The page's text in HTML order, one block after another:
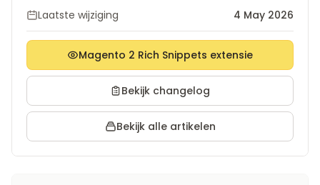
Laatste wijziging
4 May 2026
Magento 2 Rich Snippets extensie
Bekijk changelog
Bekijk alle artikelen